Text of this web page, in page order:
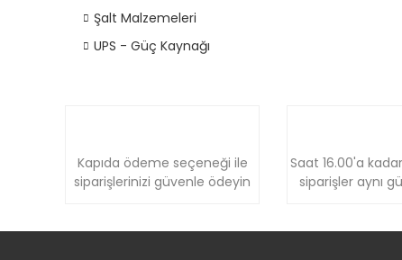
Şalt Malzemeleri
UPS - Güç Kaynağı
Kapıda ödeme seçeneği ile
siparişlerinizi güvenle ödeyin
Saat 16.00'a
siparişler aynı